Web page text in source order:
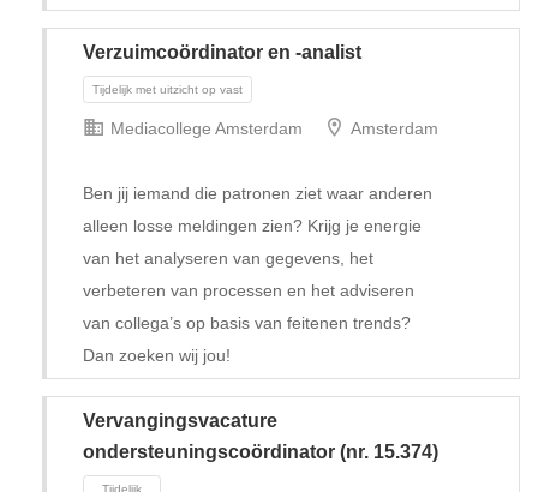
Verzuimcoördinator en -analist
Mediacollege Amsterdam Amsterdam
Ben jij iemand die patronen ziet waar anderen
alleen losse meldingen zien? Krijg je energie
van het analyseren van gegevens, het
verbeteren van processen en het adviseren
van collega’s op basis van feitenen trends?
Dan zoeken wij jou!
Vervangingsvacature
ondersteuningscoördinator (nr. 15.374)